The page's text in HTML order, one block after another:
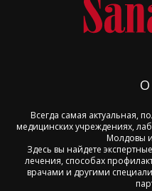
О
Всегда самая актуальная,
медицинских учреждениях,
Молдовы
Здесь вы найдете
лечения, способах
врачами и другими